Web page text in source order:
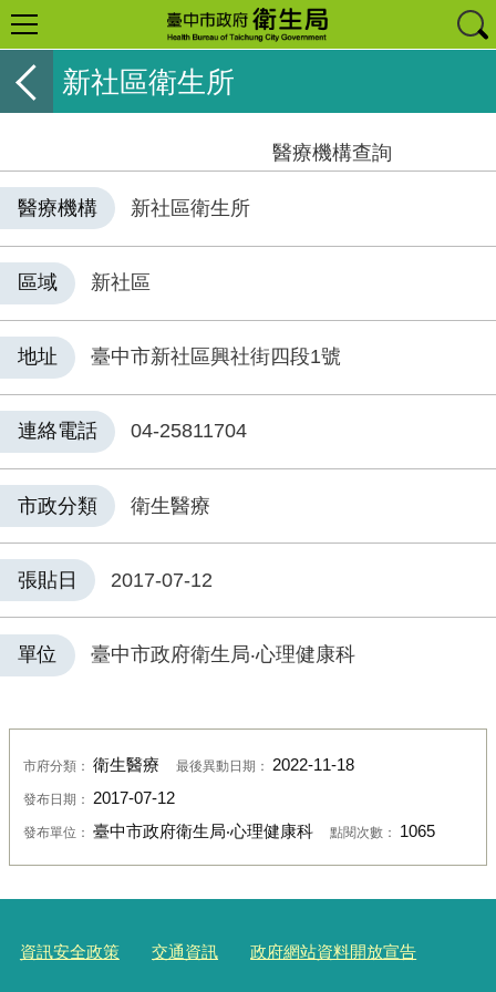
新社區衛生所
醫療機構查詢
醫療機構 新社區衛生所
區域 新社區
地址 臺中市新社區興社街四段1號
連絡電話 04-25811704
市政分類 衛生醫療
張貼日 2017-07-12
單位 臺中市政府衛生局‧心理健康科
市府分類： 衛生醫療 最後異動日期： 2022-11-18
發布日期： 2017-07-12
發布單位： 臺中市政府衛生局‧心理健康科 點閱次數： 1065
資訊安全政策 交通資訊 政府網站資料開放宣告